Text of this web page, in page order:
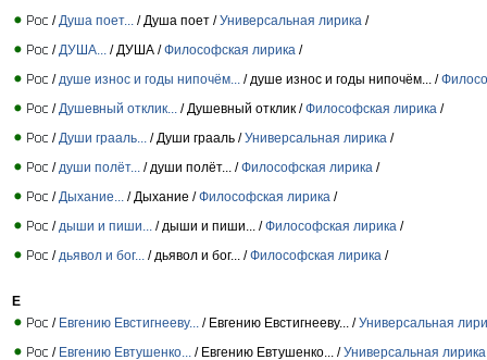
/ Душа поет... / Душа поет /Универсальная лирика /
/ ДУША... / ДУША /Философская лирика /
/ душе износ и годы нипочём... / душе износ и годы нипочём... /
/ Душевный отклик... / Душевный отклик /Философская лирика /
/ Души грааль... / Души грааль /Универсальная лирика /
/ души полёт... / души полёт... /Философская лирика /
/ Дыхание... / Дыхание /Философская лирика /
/ дыши и пиши... / дыши и пиши... /Философская лирика /
/ дьявол и бог... / дьявол и бог... /Философская лирика /
Е
/ Евгению Евстигнееву... / Евгению Евстигнееву... /Универсальная
/ Евгению Евтушенко... / Евгению Евтушенко... /Универсальная лирика